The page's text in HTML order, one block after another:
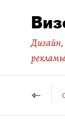
Дизайн,
рекламы